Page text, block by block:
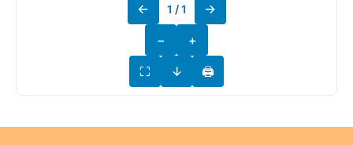
− +
← 1 / 1 →
⛶ ↓ 🖨